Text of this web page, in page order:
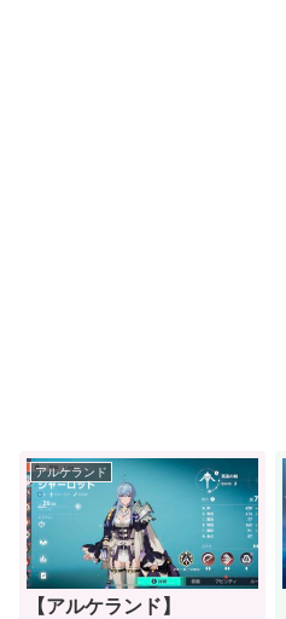
アルケランド
【アルケランド】